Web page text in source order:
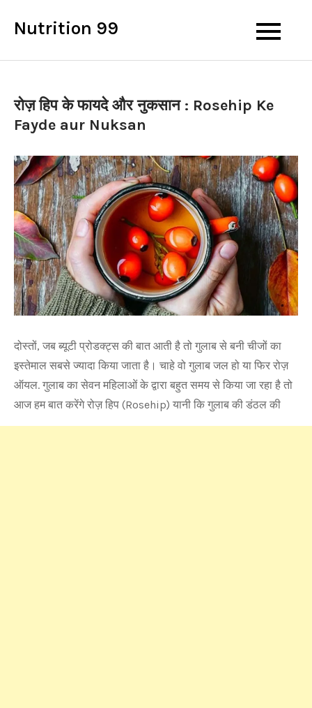
Nutrition 99
रोज़ हिप के फायदे और नुकसान : Rosehip Ke
Fayde aur Nuksan
दोस्तों, जब ब्यूटी प्रोडक्ट्स की बात आती है तो गुलाब से बनी चीजों का
इस्तेमाल सबसे ज्यादा किया जाता है। चाहे वो गुलाब जल हो या फिर रोज़
ऑयल. गुलाब का सेवन महिलाओं के द्वारा बहुत समय से किया जा रहा है तो
आज हम बात करेंगे रोज़ हिप (Rosehip) यानी कि गुलाब की डंठल की